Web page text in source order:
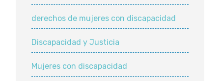
derechos de mujeres con discapacidad
Discapacidad y Justicia
Mujeres con discapacidad